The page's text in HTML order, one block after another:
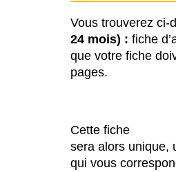
Vous trouverez ci-
24 mois) : fiche
que votre fiche
pages.
Cette fiche
sera alors unique,
qui vous